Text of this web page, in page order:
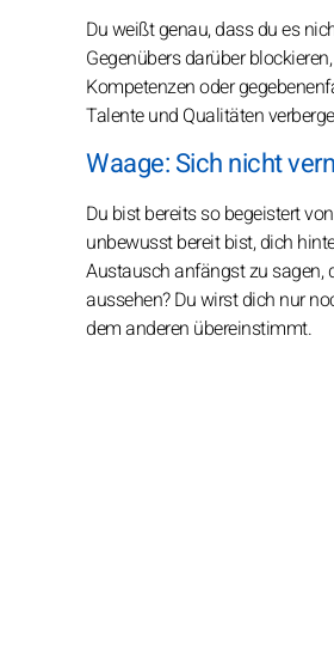
Du weißt genau, dass du es
Gegenübers darüber
Kompetenzen oder
Talente und Qualitäten
Waage: Sich nicht
Du bist bereits so begeistert
unbewusst bereit bist, dich
Austausch anfängst zu sagen,
aussehen? Du wirst dich nur
dem anderen übereinstimmt.